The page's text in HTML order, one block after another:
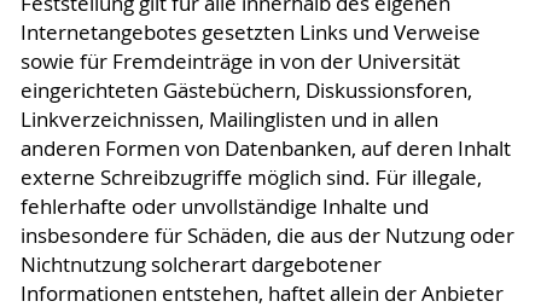
Internetangebotes gesetzten Links und Verweise
sowie für Fremdeinträge in von der Universität
eingerichteten Gästebüchern, Diskussionsforen,
Linkverzeichnissen, Mailinglisten und in allen
anderen Formen von Datenbanken, auf deren Inhalt
externe Schreibzugriffe möglich sind. Für illegale,
fehlerhafte oder unvollständige Inhalte und
insbesondere für Schäden, die aus der Nutzung oder
Nichtnutzung solcherart dargebotener
Informationen entstehen, haftet allein der Anbieter